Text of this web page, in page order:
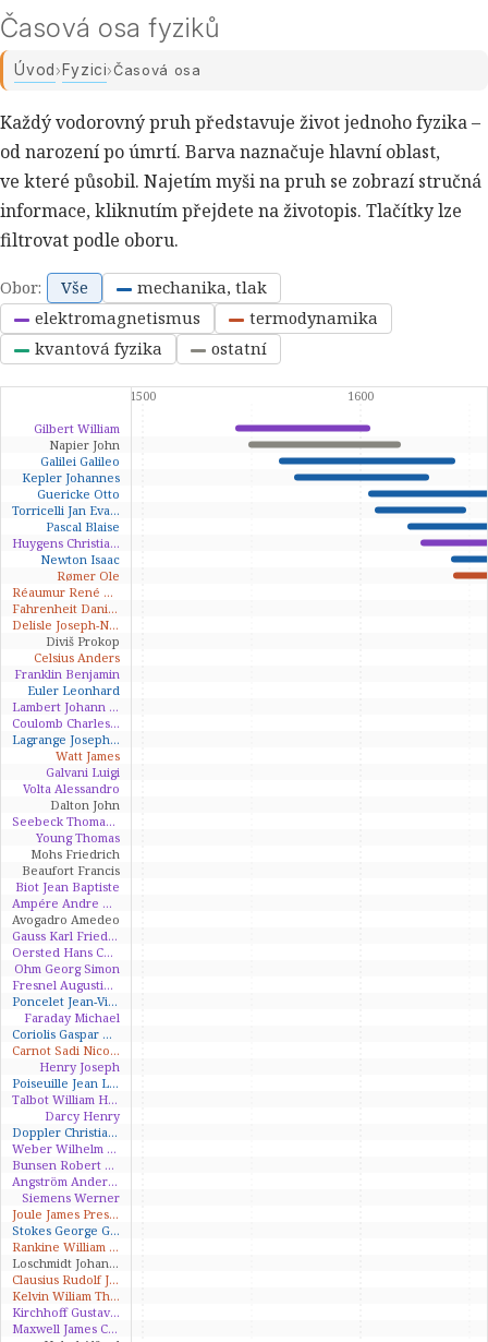
Časová osa fyziků
Úvod›Fyzici›Časová osa
Každý vodorovný pruh představuje život jednoho fyzika –
od narození po úmrtí. Barva naznačuje hlavní oblast,
ve které působil. Najetím myši na pruh se zobrazí stručná
informace, kliknutím přejdete na životopis. Tlačítky lze
filtrovat podle oboru.
Obor: Vše
mechanika, tlak
elektromagnetismus
termodynamika
kvantová fyzika
ostatní
Gilbert William
Napier John
Galilei Galileo
Kepler Johannes
Guericke Otto
Torricelli Jan Evangelista
Pascal Blaise
Huygens Christiaan
Newton Isaac
Rømer Ole
Réaumur René Antoine Ferchault
Fahrenheit Daniel Gabriel
Delisle Joseph-Nicolas
Diviš Prokop
Celsius Anders
Franklin Benjamin
Euler Leonhard
Lambert Johann Heinrich
Coulomb Charles-Augustin
Lagrange Joseph-Louis
Watt James
Galvani Luigi
Volta Alessandro
Dalton John
Seebeck Thomas Johann
Young Thomas
Mohs Friedrich
Beaufort Francis
Biot Jean Baptiste
Ampére Andre Marie
Avogadro Amedeo
Gauss Karl Friedrich
Oersted Hans Christian
Ohm Georg Simon
Fresnel Augustin-Jean
Poncelet Jean-Victor
Faraday Michael
Coriolis Gaspar Gustave
Carnot Sadi Nicolas Léonard
Henry Joseph
Poiseuille Jean Louise Marie
Talbot William Henry Fox
Darcy Henry
Doppler Christian Andreas
Weber Wilhelm Eduard
Bunsen Robert Wilhelm
Angström Anders Jöns
Siemens Werner
Joule James Prescott
Stokes George Gabriel
Rankine William John Macquorn
Loschmidt Johann Josef
Clausius Rudolf Julius Emanuel
Kelvin Wiliam Thomson
Kirchhoff Gustav Robert
Maxwell James Clerk
1500 1600